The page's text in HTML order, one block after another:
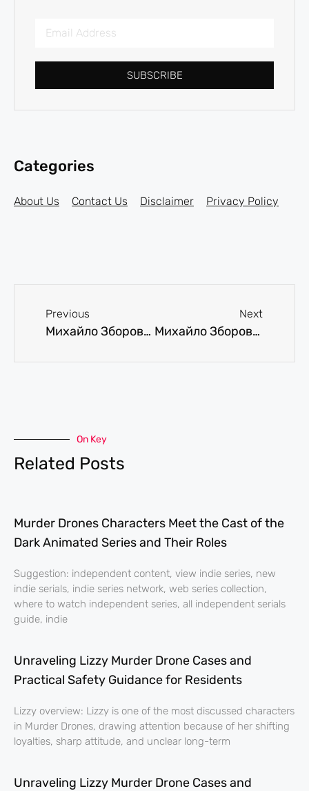
SUBSCRIBE
Categories
About Us Contact Us Disclaimer Privacy Policy
Previous
Михайло Зборовський про міфи в гральному бізнесі
Next
Михайло Зборовський: експансія українських iGaming-рішень на глобальні ринки
On Key
Related Posts
Murder Drones Characters Meet the Cast of the
Dark Animated Series and Their Roles
Suggestion: independent content, view indie series, new
indie serials, indie series network, web series collection,
where to watch independent series, all independent serials
guide, indie
Unraveling Lizzy Murder Drone Cases and
Practical Safety Guidance for Residents
Lizzy overview: Lizzy is one of the most discussed characters
in Murder Drones, drawing attention because of her shifting
loyalties, sharp attitude, and unclear long-term
Unraveling Lizzy Murder Drone Cases and